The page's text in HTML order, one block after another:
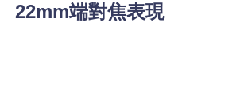
22mm端對焦表現